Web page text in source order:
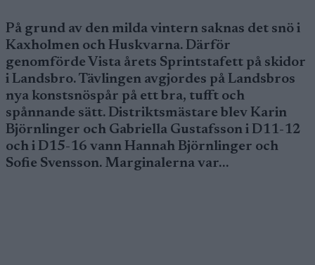
På grund av den milda vintern saknas det snö i
Kaxholmen och Huskvarna. Därför
genomförde Vista årets Sprintstafett på skidor
i Landsbro. Tävlingen avgjordes på Landsbros
nya konstsnöspår på ett bra, tufft och
spånnande sätt. Distriktsmästare blev Karin
Björnlinger och Gabriella Gustafsson i D11-12
och i D15-16 vann Hannah Björnlinger och
Sofie Svensson. Marginalerna var…